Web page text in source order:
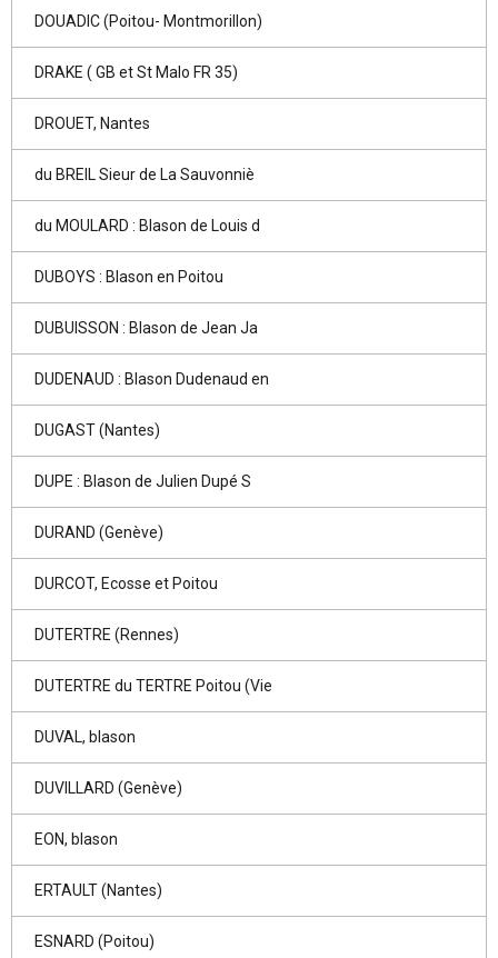
DOUADIC (Poitou- Montmorillon)
DRAKE ( GB et St Malo FR 35)
DROUET, Nantes
du BREIL Sieur de La Sauvonniè
du MOULARD : Blason de Louis d
DUBOYS : Blason en Poitou
DUBUISSON : Blason de Jean Ja
DUDENAUD : Blason Dudenaud en
DUGAST (Nantes)
DUPE : Blason de Julien Dupé S
DURAND (Genève)
DURCOT, Ecosse et Poitou
DUTERTRE (Rennes)
DUTERTRE du TERTRE Poitou (Vie
DUVAL, blason
DUVILLARD (Genève)
EON, blason
ERTAULT (Nantes)
ESNARD (Poitou)